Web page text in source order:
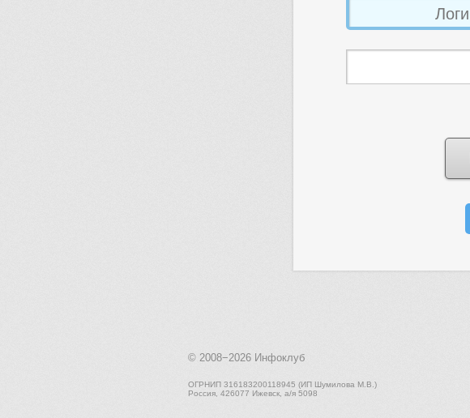
© 2008−2026 Инфоклуб
ОГРНИП 316183200118945 (ИП Шумилова М.В.)
Россия, 426077 Ижевск, а/я 5098